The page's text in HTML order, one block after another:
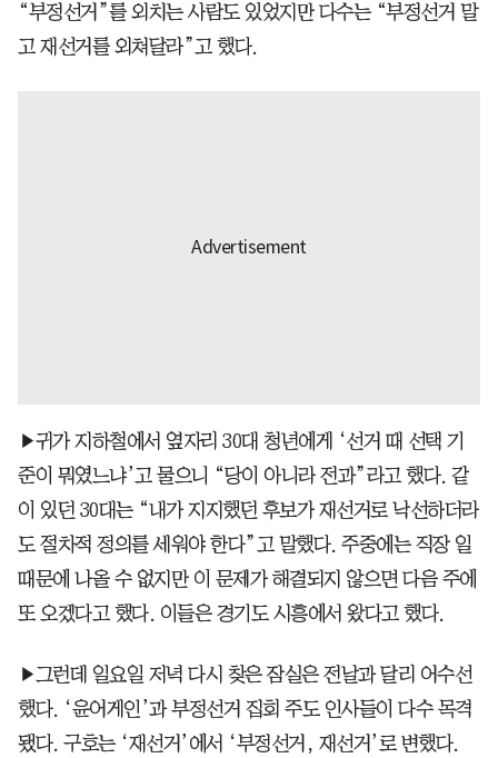
“부정선거”를 외치는 사람도 있었지만 다수는 “부정선거 말
고 재선거를 외쳐달라”고 했다.
▶귀가 지하철에서 옆자리 30대 청년에게 ‘선거 때 선택 기
준이 뭐였느냐’고 물으니 “당이 아니라 전과”라고 했다. 같
이 있던 30대는 “내가 지지했던 후보가 재선거로 낙선하더라
도 절차적 정의를 세워야 한다”고 말했다. 주중에는 직장 일
때문에 나올 수 없지만 이 문제가 해결되지 않으면 다음 주에
또 오겠다고 했다. 이들은 경기도 시흥에서 왔다고 했다.
▶그런데 일요일 저녁 다시 찾은 잠실은 전날과 달리 어수선
했다. ‘윤어게인’과 부정선거 집회 주도 인사들이 다수 목격
됐다. 구호는 ‘재선거’에서 ‘부정선거, 재선거’로 변했다.